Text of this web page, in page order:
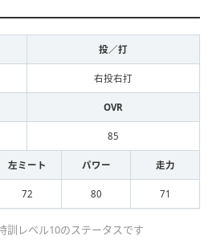
投／打
右投右打
OVR
85
左ミート パワー 走力
72 80 71
訓レベル10のステータスです